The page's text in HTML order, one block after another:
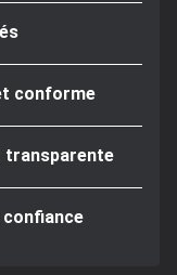
conforme
transparente
confiance